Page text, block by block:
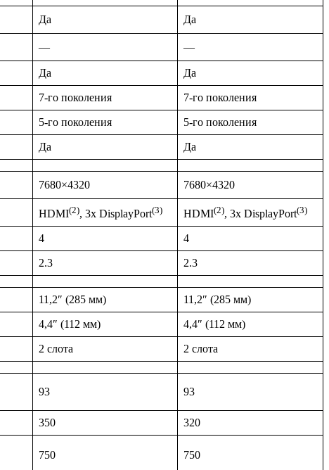
Да Да
— —
Да Да
7-го поколения 7-го поколения
5-го поколения 5-го поколения
Да Да
7680×4320 7680×4320
HDMI(2), 3x DisplayPort(3) HDMI(2), 3x DisplayPort(3)
4 4
2.3 2.3
11,2″ (285 мм) 11,2″ (285 мм)
4,4″ (112 мм) 4,4″ (112 мм)
2 слота 2 слота
93 93
350 320
750 750